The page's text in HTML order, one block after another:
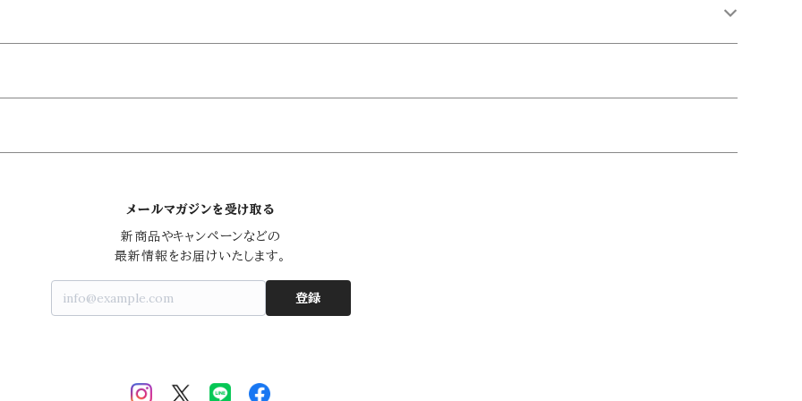
メールマガジンを受け取る
新商品やキャンペーンなどの
最新情報をお届けいたします。
登録